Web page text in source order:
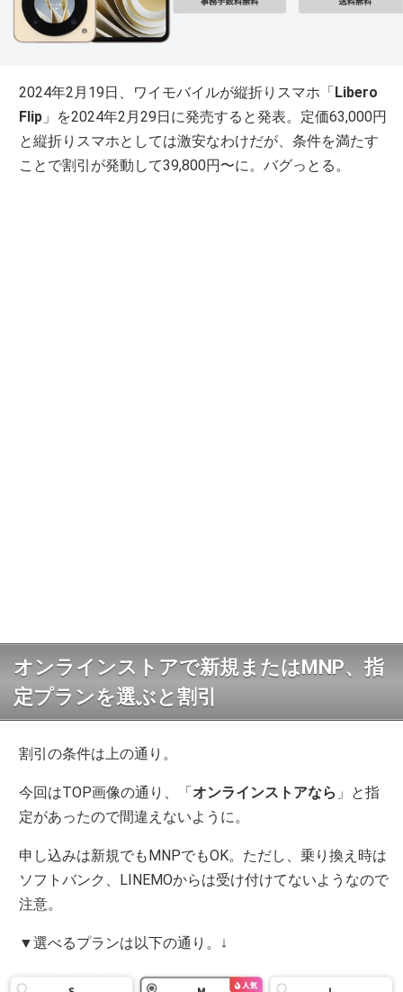
2024年2月19日、ワイモバイルが縦折りスマホ「 Libero
Flip 」を2024年2月29日に発売すると発表。定価63,000円
と縦折りスマホとしては激安なわけだが、条件を満たす
ことで割引が発動して39,800円〜に。バグっとる。
オンラインストアで新規またはMNP、指
定プランを選ぶと割引
割引の条件は上の通り。
今回はTOP画像の通り、「 オンラインストアなら 」と指
定があったので間違えないように。
申し込みは新規でもMNPでもOK。ただし、乗り換え時は
ソフトバンク、LINEMOからは受け付けてないようなので
注意。
▼選べるプランは以下の通り。↓